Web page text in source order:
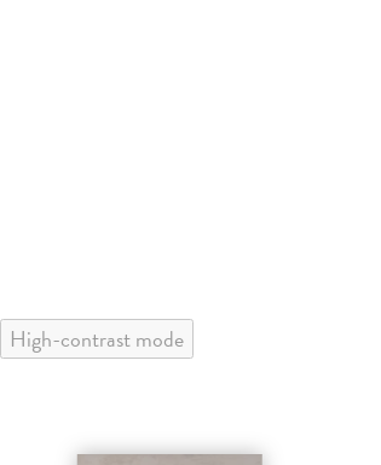
High-contrast mode